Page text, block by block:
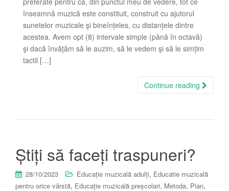
înseamnă muzică este constituit, construit cu ajutorul
sunetelor muzicale şi bineînțeles, cu distanțele dintre
acestea. Avem opt (8) intervale simple (până în octavă)
şi dacă învățăm să le auzim, să le vedem şi să le simțim
tactil […]
Continue reading
Știți să faceți traspuneri?
28/10/2023 Educație muzicală adulți, Educatie muzicală
pentru orice vârstă, Educație muzicală preșcolari, Metoda, Pian,